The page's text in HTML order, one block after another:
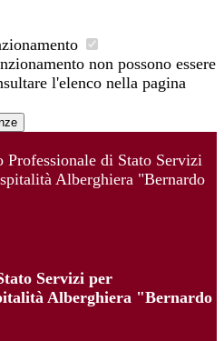
non possono essere
l'elenco nella pagina
Professionale di Stato Servizi
Alberghiera "Bernardo
Servizi per
Alberghiera "Bernardo